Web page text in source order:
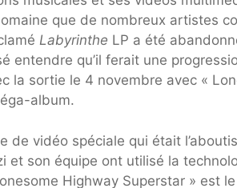
que de nombreux artistes
Labyrinthe LP a été
entendre qu’il ferait une
la sortie le 4 novembre avec «
album.
de vidéo spéciale qui était
son équipe ont utilisé la
Highway Superstar » est